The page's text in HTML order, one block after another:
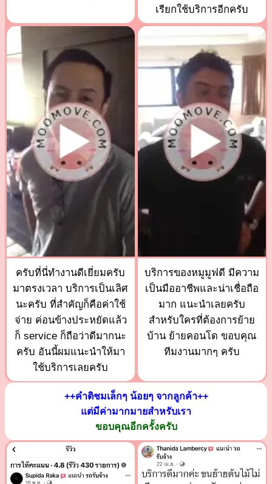
เรียกใช้บริการอีกครับ
ครับที่นี่ทำงานดีเยี่ยมครับ
มาตรงเวลา บริการเป็นเลิศ
นะครับ ที่สำคัญก็คือค่าใช้
จ่าย ค่อนข้างประหยัดแล้ว
ก็ service ก็ถือว่าดีมากนะ
ครับ อันนี้ผมแนะนำให้มา
ใช้บริการเลยครับ
บริการของหมูมูฟดี มีความ
เป็นมืออาชีพและน่าเชื่อถือ
มาก แนะนำเลยครับ
สำหรับใครที่ต้องการย้าย
บ้าน ย้ายคอนโด ขอบคุณ
ทีมงานมากๆ ครับ
++คำติชมเล็กๆ น้อยๆ จากลูกค้า++
แต่มีค่ามากมายสำหรับเรา
ขอบคุณอีกครั้งครับ